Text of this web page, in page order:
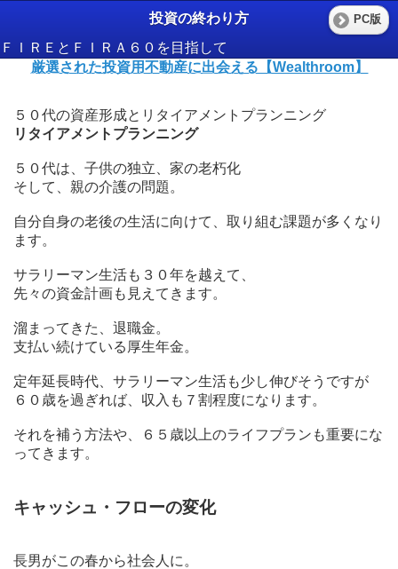
投資の終わり方
ＦＩＲＥとＦＩＲＡ６０を目指して
PC版
厳選された投資用不動産に出会える【Wealthroom】
５０代の資産形成とリタイアメントプランニング
リタイアメントプランニング
５０代は、子供の独立、家の老朽化
そして、親の介護の問題。
自分自身の老後の生活に向けて、取り組む課題が多くなり
ます。
サラリーマン生活も３０年を越えて、
先々の資金計画も見えてきます。
溜まってきた、退職金。
支払い続けている厚生年金。
定年延長時代、サラリーマン生活も少し伸びそうですが
６０歳を過ぎれば、収入も７割程度になります。
それを補う方法や、６５歳以上のライフプランも重要にな
ってきます。
キャッシュ・フローの変化
長男がこの春から社会人に。